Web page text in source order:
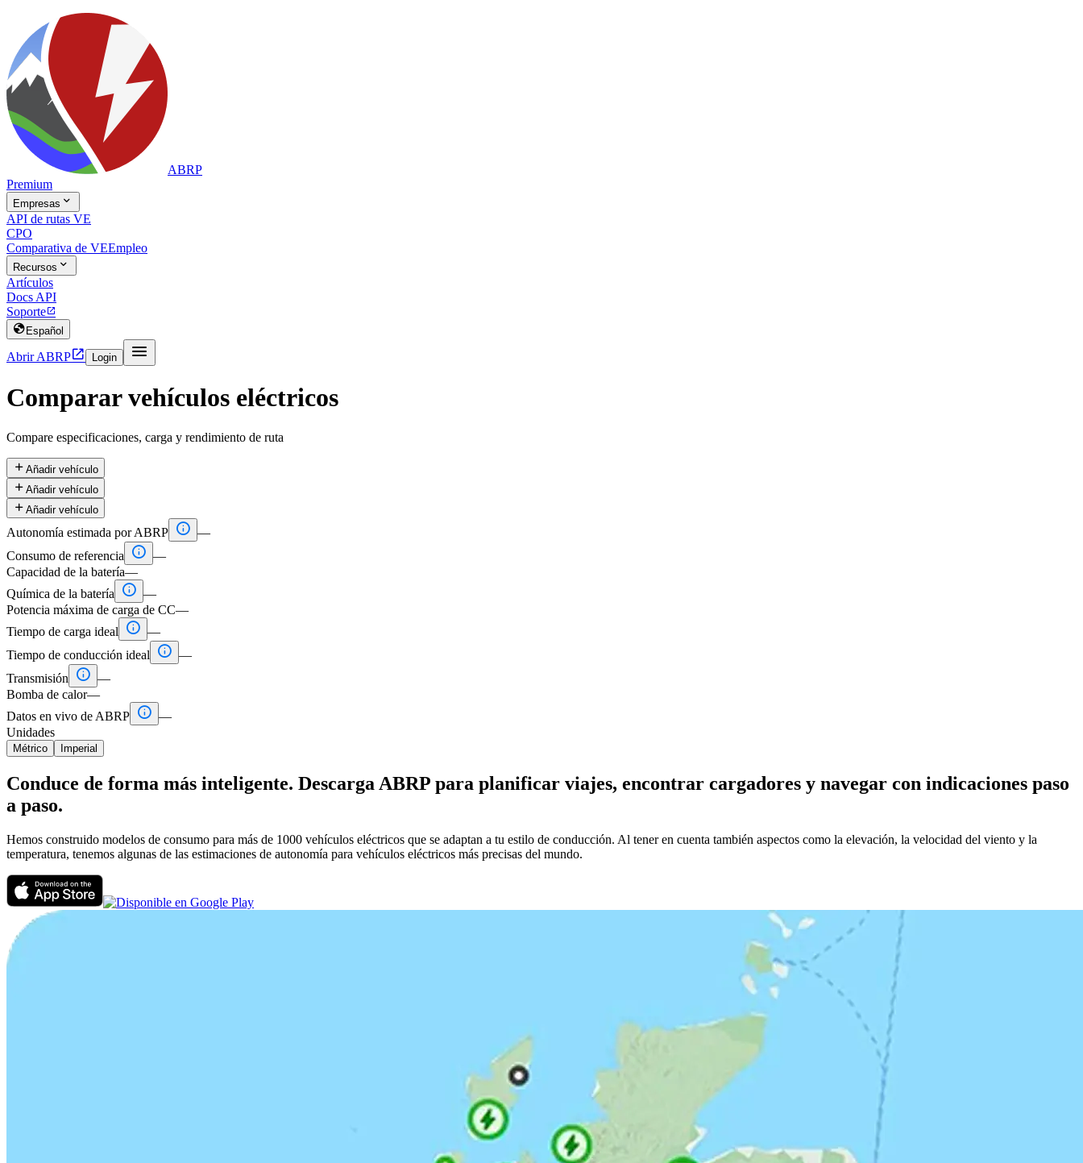
ABRP
Premium
Empresas 
API de rutas VE
CPO
Comparativa de VEEmpleo
Recursos 
Artículos
Docs API
Soporte
 Español
Abrir ABRP Login 
Comparar vehículos eléctricos
Compare especificaciones, carga y rendimiento de ruta
 Añadir vehículo
 Añadir vehículo
 Añadir vehículo
Autonomía estimada por ABRP  —
Consumo de referencia
 —
Capacidad de la batería—
Química de la batería
 —
Potencia máxima de carga de CC—
Tiempo de carga ideal
 —
Tiempo de conducción ideal
 —
Transmisión
 —
Bomba de calor—
Datos en vivo de ABRP  —
Unidades
Métrico Imperial
Conduce de forma más inteligente. Descarga ABRP para planificar viajes, encontrar cargadores y navegar con indicaciones paso
a paso.
Hemos construido modelos de consumo para más de 1000 vehículos eléctricos que se adaptan a tu estilo de conducción. Al tener en cuenta también aspectos como la elevación, la velocidad del viento y la
temperatura, tenemos algunas de las estimaciones de autonomía para vehículos eléctricos más precisas del mundo.